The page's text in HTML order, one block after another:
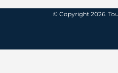
© Copyright 2026.